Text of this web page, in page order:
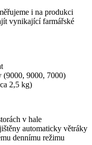
i na produkci
vynikající farmářské
(9000, 9000, 7000)
2,5 kg)
v hale
automaticky větráky
dennímu režimu